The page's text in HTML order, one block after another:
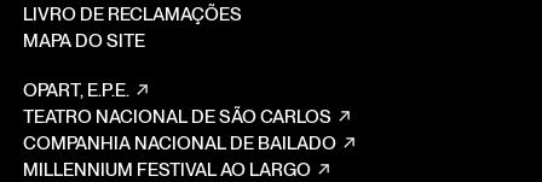
LIVRO DE RECLAMAÇÕES
MAPA DO SITE
OPART, E.P.E.
TEATRO NACIONAL DE SÃO CARLOS
COMPANHIA NACIONAL DE BAILADO
MILLENNIUM FESTIVAL AO LARGO